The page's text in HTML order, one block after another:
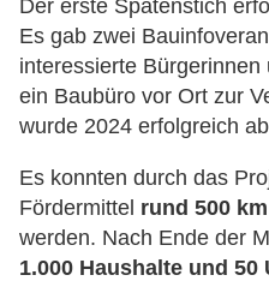
Der erste Spatenstich
Es gab zwei
interessierte
ein Baubüro vor Ort zur
wurde 2024 erfolgreich
Es konnten durch das
Fördermittel rund 500
werden. Nach Ende der
1.000 Haushalte und 50